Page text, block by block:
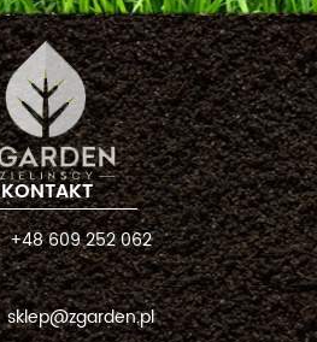
KONTAKT
+48 609 252 062
sklep@zgarden.pl